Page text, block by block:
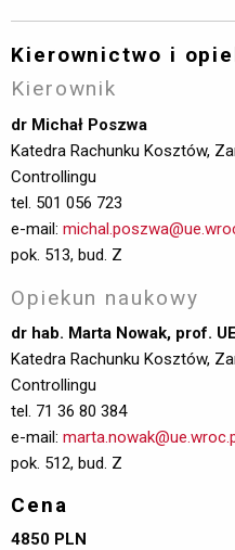
Kierownictwo i
Kierownik
dr Michał Poszwa
Katedra Rachunku Kosztów,
Controllingu
tel. 501 056 723
e-mail:
pok. 513, bud. Z
Opiekun naukowy
dr hab. Marta Nowak, prof.
Katedra Rachunku Kosztów,
Controllingu
tel. 71 36 80 384
e-mail:
pok. 512, bud. Z
Cena
4850 PLN